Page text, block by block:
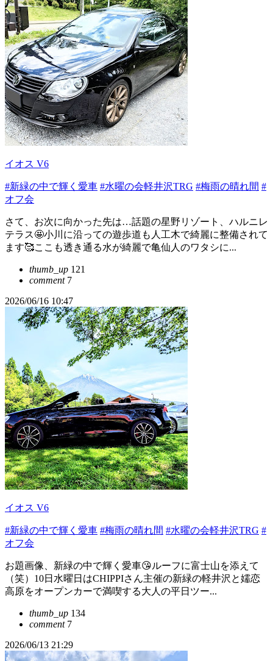
イオス V6
#新緑の中で輝く愛車 #水曜の会軽井沢TRG #梅雨の晴れ間 #
オフ会
さて、お次に向かった先は…話題の星野リゾート、ハルニレ
テラス🤩小川に沿っての遊歩道も人工木で綺麗に整備されて
ます🥰ここも透き通る水が綺麗で亀仙人のワタシに...
thumb_up 121
comment7
2026/06/16 10:47
イオス V6
#新緑の中で輝く愛車 #梅雨の晴れ間 #水曜の会軽井沢TRG #
オフ会
お題画像、新緑の中で輝く愛車😘ルーフに富士山を添えて
（笑）10日水曜日はCHIPPIさん主催の新緑の軽井沢と嬬恋
高原をオープンカーで満喫する大人の平日ツー...
thumb_up 134
comment7
2026/06/13 21:29